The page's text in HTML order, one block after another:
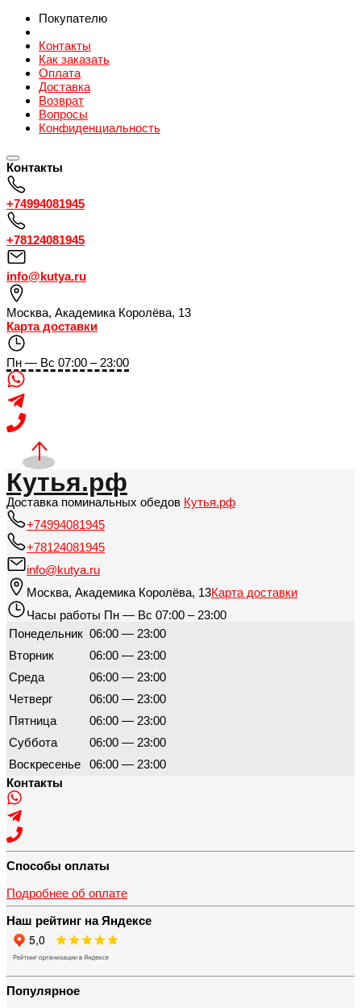
Покупателю
Контакты
Как заказать
Оплата
Доставка
Возврат
Вопросы
Конфиденциальность
Контакты
+74994081945
+78124081945
info@kutya.ru
Москва, Академика Королёва, 13
Карта доставки
Пн — Вс 07:00 – 23:00
Кутья.рф
Доставка поминальных обедов Кутья.рф
+74994081945
+78124081945
info@kutya.ru
Москва, Академика Королёва, 13Карта доставки
Часы работы Пн — Вс 07:00 – 23:00
Понедельник 06:00 — 23:00
Вторник
06:00 — 23:00
Среда
06:00 — 23:00
Четверг
06:00 — 23:00
Пятница
06:00 — 23:00
Суббота
06:00 — 23:00
Воскресенье
06:00 — 23:00
Контакты
Способы оплаты
Подробнее об оплате
Наш рейтинг на Яндексе
Популярное